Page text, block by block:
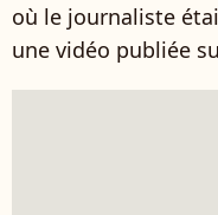
où le journaliste
une vidéo publiée